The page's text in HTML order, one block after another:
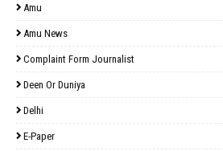
Amu
Amu News
Complaint Form Journalist
Deen Or Duniya
Delhi
E-Paper